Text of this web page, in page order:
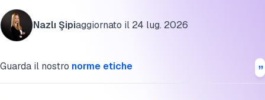
Contattaci
Nazlı Şipiaggiornato il 24 lug. 2026
Guarda il nostro norme etiche
FAQ
Cita questo benchmark